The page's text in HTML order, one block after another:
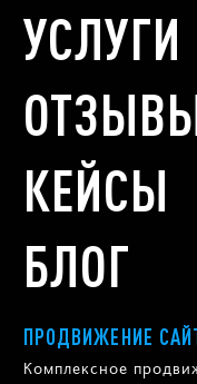
УСЛУГИ
КЕЙСЫ
БЛОГ
ПРОДВИЖЕНИЕ
Комплексное